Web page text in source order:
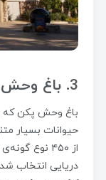
3. باغ وحش پکن
باغ وحش پکن که
حیوانات بسیار
دریایی انتخاب